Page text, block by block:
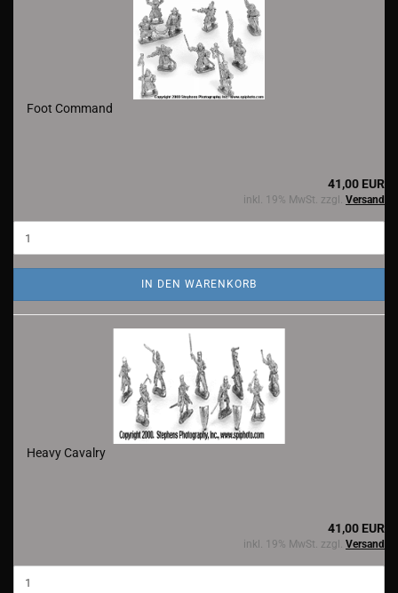
Foot Command
41,00 EUR
inkl. 19% MwSt. zzgl. Versand
IN DEN WARENKORB
Heavy Cavalry
41,00 EUR
inkl. 19% MwSt. zzgl. Versand